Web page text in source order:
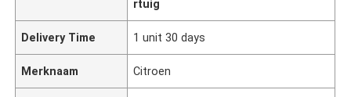
rtuig
Delivery Time 1 unit 30 days
Merknaam Citroen